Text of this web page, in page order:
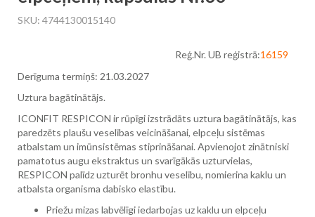
SKU 4744130015140
Reģ.Nr. UB reģistrā:16159
Derīguma termiņš: 21.03.2027
Uztura bagātinātājs.
ICONFIT RESPICON ir rūpīgi izstrādāts uztura bagātinātājs, kas
paredzēts plaušu veselības veicināšanai, elpceļu sistēmas
atbalstam un imūnsistēmas stiprināšanai. Apvienojot zinātniski
pamatotus augu ekstraktus un svarīgākās uzturvielas,
RESPICON palīdz uzturēt bronhu veselību, nomierina kaklu un
atbalsta organisma dabisko elastību.
Priežu mizas labvēlīgi iedarbojas uz kaklu un elpceļu